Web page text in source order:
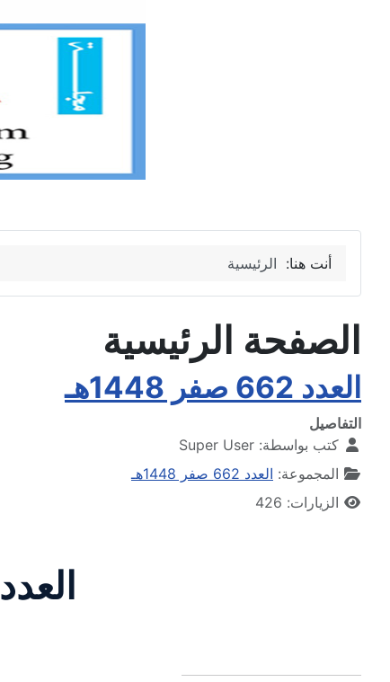
أنت هنا: الرئيسية
الصفحة الرئيسية
العدد 662 صفر 1448هـ
التفاصيل
كتب بواسطة: Super User
المجموعة: العدد 662 صفر 1448هـ
الزيارات: 426
العدد 662 السنة السادسة والخمسون